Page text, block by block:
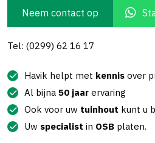
Neem contact op
Tel: (0299) 62 16 17
Havik helpt met kennis over
Al bijna 50 jaar ervaring
Ook voor uw tuinhout kunt u
Uw specialist in OSB platen.